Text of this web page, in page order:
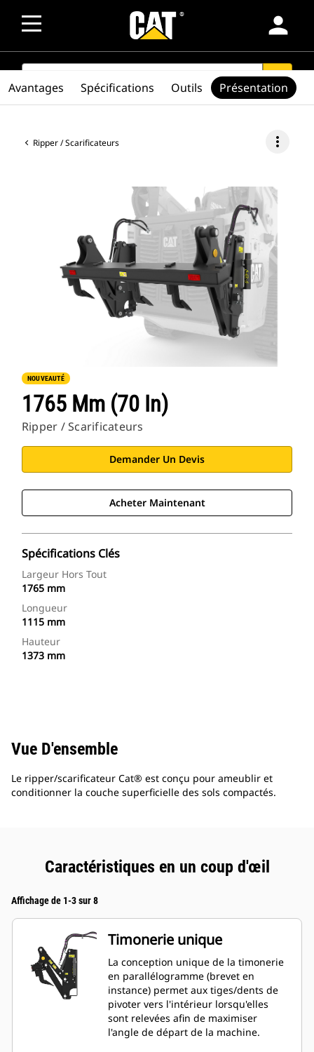
person
SEARCH search
Ripper / Scarificateurs more_vert
NOUVEAUTÉ
1765 Mm (70 In)
Ripper / Scarificateurs
Demander Un Devis
Acheter Maintenant
Spécifications Clés
Largeur Hors Tout
1765 mm
Longueur
1115 mm
Hauteur
1373 mm
Avantages Spécifications Outils Présentation
Vue D'ensemble
Le ripper/scarificateur Cat® est conçu pour ameublir et
conditionner la couche superficielle des sols compactés.
Caractéristiques en un coup d'œil
Affichage de 1-3 sur 8
Timonerie unique
La conception unique de la timonerie
en parallélogramme (brevet en
instance) permet aux tiges/dents de
pivoter vers l'intérieur lorsqu'elles
sont relevées afin de maximiser
l'angle de départ de la machine.